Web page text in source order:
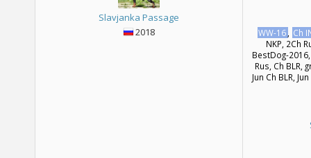
Slavjanka Passage
2018
WW-16
Ch
NKP, 2Ch
BestDog-
Rus, Ch BLR,
Jun Ch BLR,